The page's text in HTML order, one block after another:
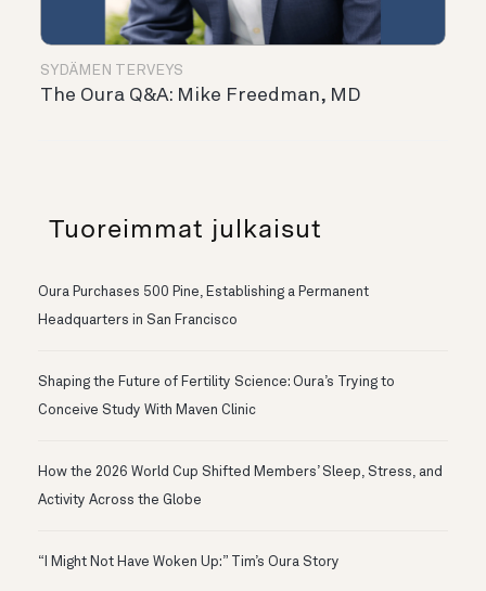
SYDÄMEN TERVEYS
The Oura Q&A: Mike Freedman, MD
Tuoreimmat julkaisut
Oura Purchases 500 Pine, Establishing a Permanent
Headquarters in San Francisco
Shaping the Future of Fertility Science: Oura’s Trying to
Conceive Study With Maven Clinic
How the 2026 World Cup Shifted Members’ Sleep, Stress, and
Activity Across the Globe
“I Might Not Have Woken Up:” Tim’s Oura Story